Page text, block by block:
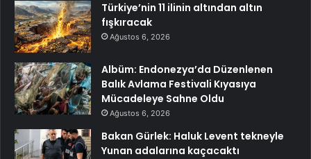
Türkiye’nin 11 ilinin altından altın
fışkıracak
Ağustos 6, 2026
Albüm: Endonezya’da Düzenlenen
Balık Avlama Festivali Kıyasıya
Mücadeleye Sahne Oldu
Ağustos 6, 2026
Bakan Gürlek: Haluk Levent tekneyle
Yunan adalarına kaçacaktı